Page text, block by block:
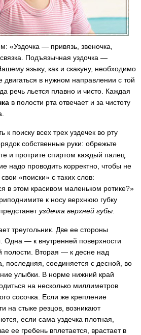
«Уздочка — привязь, звеночка,
Подъязычная уздочка —
языку, как и скакуну, необходимо
в нужном направлении с той
речь льется плавно и чисто. Каждая
в полости рта отвечает и за чистоту
к поиску всех трех уздечек во рту
собственные руки: обрежьте
и протрите спиртом каждый палец.
надо проводить корректно, чтобы не
«поиски» с таких слов:
в этом красивом маленьком ротике?»
к носу верхнюю губку
уздечка верхней губы.
треугольник. Две ее стороны
Одна — к внутренней поверхности
полости. Вторая — к десне над
последняя, соединяется с десной, во
улыбки. В норме нижний край
на несколько миллиметров
сосочка. Если же крепление
на стыке резцов, возникают
если сама уздечка плотная,
ее гребень вплетается, врастает в